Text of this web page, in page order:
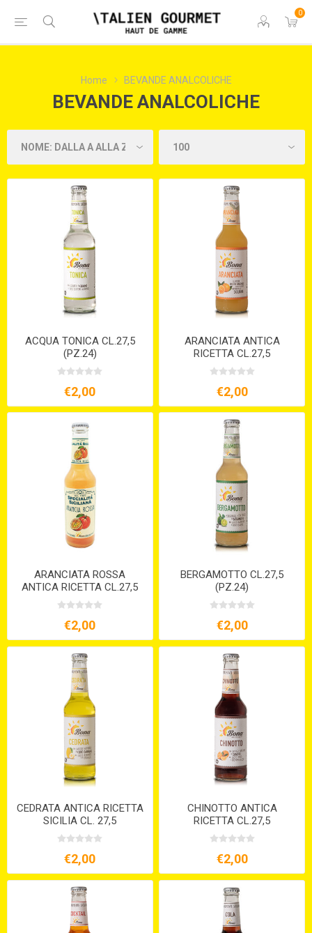
0
Home BEVANDE ANALCOLICHE
BEVANDE ANALCOLICHE
ACQUA TONICA CL.27,5
(PZ.24)
€2,00
ARANCIATA ANTICA
RICETTA CL.27,5
€2,00
ARANCIATA ROSSA
ANTICA RICETTA CL.27,5
€2,00
BERGAMOTTO CL.27,5
(PZ.24)
€2,00
CEDRATA ANTICA RICETTA
SICILIA CL. 27,5
€2,00
CHINOTTO ANTICA
RICETTA CL.27,5
€2,00